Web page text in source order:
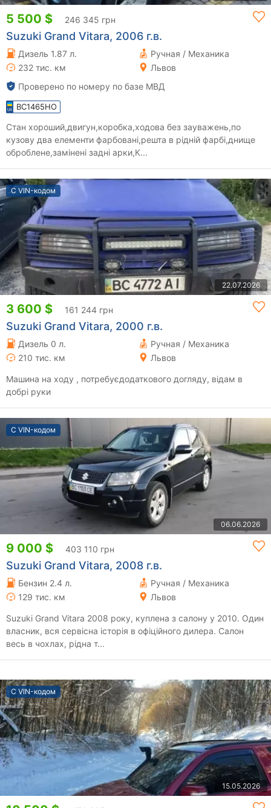
5 500 $ 246 345 грн
Suzuki Grand Vitara, 2006 г.в.
Дизель 1.87 л.
Ручная / Механика
232 тис. км
Львов
Проверено по номеру по базе МВД
BC1465HO
Стан хороший,двигун,коробка,ходова без зауважень,по
кузову два елементи фарбовані,решта в рідній фарбі,днище
оброблене,замінені задні арки,К...
С VIN-кодом
22.07.2026
3 600 $ 161 244 грн
Suzuki Grand Vitara, 2000 г.в.
Дизель 0 л.
Ручная / Механика
210 тис. км
Львов
Машина на ходу , потребуєдодаткового догляду, відам в
добрі руки
С VIN-кодом
06.06.2026
9 000 $ 403 110 грн
Suzuki Grand Vitara, 2008 г.в.
Бензин 2.4 л.
Ручная / Механика
129 тис. км
Львов
Suzuki Grand Vitara 2008 року, куплена з салону у 2010. Один
власник, вся сервісна історія в офіційного дилера. Салон
весь в чохлах, рідна т...
С VIN-кодом
15.05.2026